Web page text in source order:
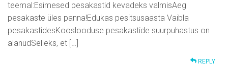
teemal:Esimesed pesakastid kevadeks valmisAeg
pesakaste üles panna!Edukas pesitsusaasta Vaibla
pesakastidesKooslooduse pesakastide suurpuhastus on
alanudSelleks, et […]
REPLY